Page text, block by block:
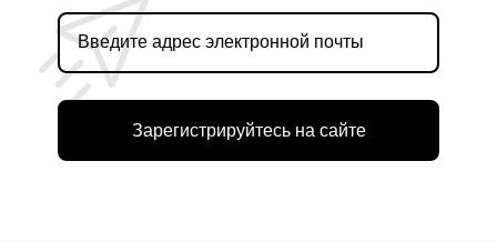
Зарегистрируйтесь на сайте